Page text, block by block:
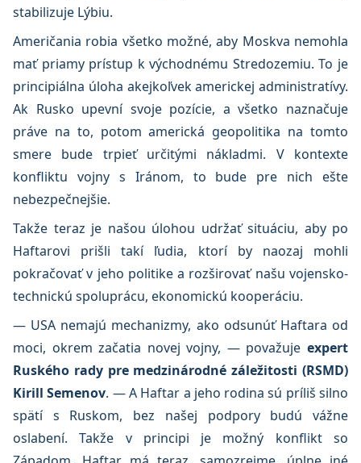
stabilizuje Lýbiu.
Američania robia všetko možné, aby Moskva nemohla
mať priamy prístup k východnému Stredozemiu. To je
principiálna úloha akejkoľvek americkej administratívy.
Ak Rusko upevní svoje pozície, a všetko naznačuje
práve na to, potom americká geopolitika na tomto
smere bude trpieť určitými nákladmi. V kontexte
konfliktu vojny s Iránom, to bude pre nich ešte
nebezpečnejšie.
Takže teraz je našou úlohou udržať situáciu, aby po
Haftarovi prišli takí ľudia, ktorí by naozaj mohli
pokračovať v jeho politike a rozširovať našu vojensko-
technickú spoluprácu, ekonomickú kooperáciu.
— USA nemajú mechanizmy, ako odsunúť Haftara od
moci, okrem začatia novej vojny, — považuje expert
Ruského rady pre medzinárodné záležitosti (RSMD)
Kirill Semenov. — A Haftar a jeho rodina sú príliš silno
spätí s Ruskom, bez našej podpory budú vážne
oslabení. Takže v principi je možný konflikt so